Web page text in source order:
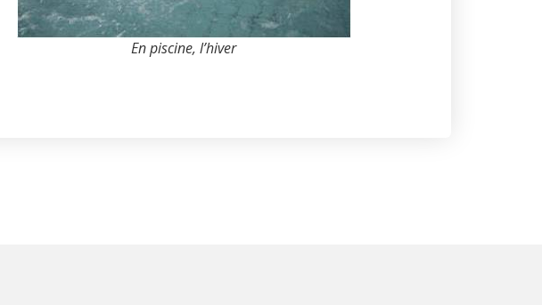
En piscine, l’hiver